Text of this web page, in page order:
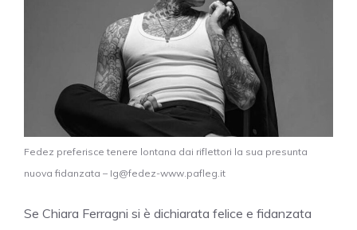
Fedez preferisce tenere lontana dai riflettori la sua presunta
nuova fidanzata – Ig@fedez-www.pafleg.it
Se Chiara Ferragni si è dichiarata felice e fidanzata